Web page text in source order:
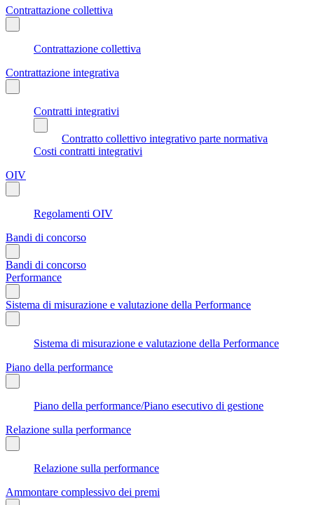
Contrattazione collettiva
Contrattazione collettiva
Contrattazione integrativa
Contratti integrativi
Contratto collettivo integrativo parte normativa
Costi contratti integrativi
OIV
Regolamenti OIV
Bandi di concorso
Bandi di concorso
Performance
Sistema di misurazione e valutazione della Performance
Sistema di misurazione e valutazione della Performance
Piano della performance
Piano della performance/Piano esecutivo di gestione
Relazione sulla performance
Relazione sulla performance
Ammontare complessivo dei premi